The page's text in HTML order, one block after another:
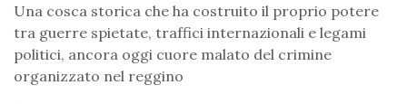
Una cosca storica che ha costruito il proprio potere
tra guerre spietate, traffici internazionali e legami
politici, ancora oggi cuore malato del crimine
organizzato nel reggino